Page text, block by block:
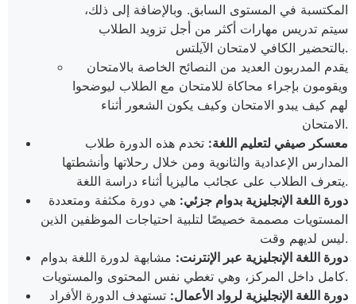
المكتسبة في المستوى السابق. وبالإضافة إلى ذلك،
سيتم تدريس مهارات أكثر من أجل تزويد الطلاب
بالتحضير الكافي لامتحان الآيلتس.
يقدم المدربون العديد من النصائح الخاصة بالامتحان
ويقومون بإجراء محاكاة للامتحان مع الطلاب ليوضحوا
لهم كيف يبدو الامتحان وكيف يكون الشعور أثناء
الامتحان.
معسكر صيفي لتعليم اللغة: تخدم هذه الدورة طلاب
المدارس الإعدادية والثانوية ومن خلال رحلاتها وأنشطتها
يتعرف الطلاب على عجائب ماليزيا أثناء دراسة اللغة.
دورة اللغة الإنجليزية بدوام جزئي: هي دورة مكثفة ومتعددة
المستويات مصممة خصيصًا لتلبية احتياجات الموظفين الذين
ليس لديهم وقت.
دورة اللغة الإنجليزية عبر الإنترنت: مشابهة لدورة اللغة بدوام
كامل داخل المركز، وهي تغطي نفس المحتوى والمستويات.
دورة اللغة الإنجليزية لرواد الأعمال: تستهدف الدورة الأفراد